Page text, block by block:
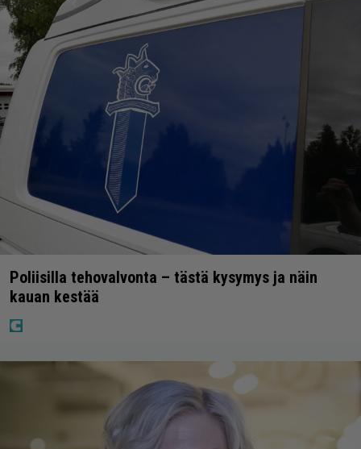
Poliisilla tehovalvonta – tästä kysymys ja näin
kauan kestää